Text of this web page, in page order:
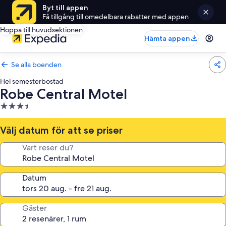
Byt till appen
Få tillgång till omedelbara rabatter med appen
Hoppa till huvudsektionen
Hämta appen
Se alla boenden
Hel semesterbostad
Robe Central Motel
3.5-
stjärnigt
boende
Välj datum för att se priser
Vart reser du?
Datum
Gäster